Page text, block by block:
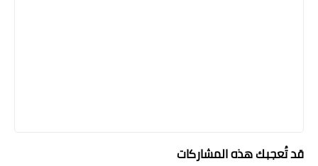
قد تُعجبك هذه المشاركات